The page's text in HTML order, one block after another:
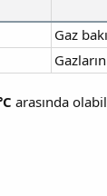
Gaz
arasında